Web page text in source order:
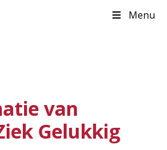
Menu
van
Gelukkig